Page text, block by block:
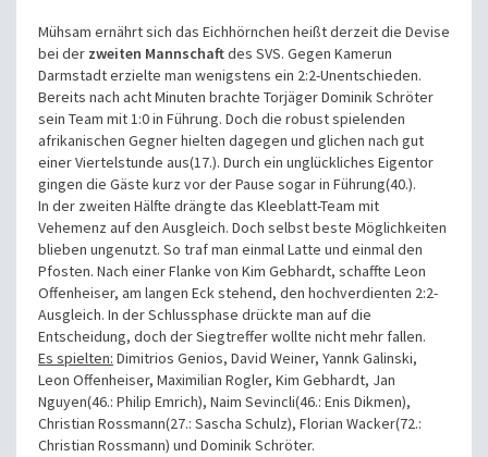
Mühsam ernährt sich das Eichhörnchen heißt derzeit die Devise
bei der zweiten Mannschaftdes SVS. Gegen Kamerun
Darmstadt erzielte man wenigstens ein 2:2-Unentschieden.
Bereits nach acht Minuten brachte Torjäger Dominik Schröter
sein Team mit 1:0 in Führung. Doch die robust spielenden
afrikanischen Gegner hielten dagegen und glichen nach gut
einer Viertelstunde aus(17.). Durch ein unglückliches Eigentor
gingen die Gäste kurz vor der Pause sogar in Führung(40.).
In der zweiten Hälfte drängte das Kleeblatt-Team mit
Vehemenz auf den Ausgleich. Doch selbst beste Möglichkeiten
blieben ungenutzt. So traf man einmal Latte und einmal den
Pfosten. Nach einer Flanke von Kim Gebhardt, schaffte Leon
Offenheiser, am langen Eck stehend, den hochverdienten 2:2-
Ausgleich. In der Schlussphase drückte man auf die
Entscheidung, doch der Siegtreffer wollte nicht mehr fallen.
Es spielten: Dimitrios Genios, David Weiner, Yannk Galinski,
Leon Offenheiser, Maximilian Rogler, Kim Gebhardt, Jan
Nguyen(46.: Philip Emrich), Naim Sevincli(46.: Enis Dikmen),
Christian Rossmann(27.: Sascha Schulz), Florian Wacker(72.:
Christian Rossmann) und Dominik Schröter.